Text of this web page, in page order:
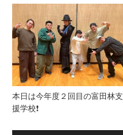
本日は今年度２回目の富田林支
援学校❗️